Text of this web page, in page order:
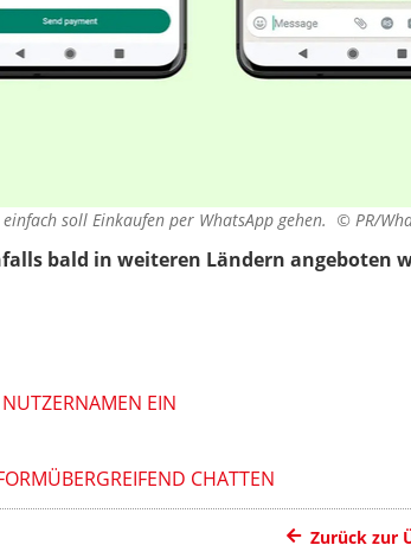
soll Einkaufen per WhatsApp gehen. © PR/
bald in weiteren Ländern angeboten
EIN
CHATTEN
Zurück zur